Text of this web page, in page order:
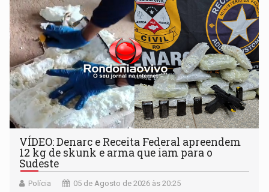
VÍDEO: Denarc e Receita Federal apreendem
12 kg de skunk e arma que iam para o
Sudeste
Polícia 05 de Agosto de 2026 às 20:25